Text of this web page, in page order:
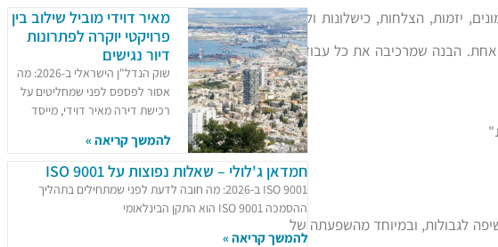
יזמות, הצלחות, כישלונות ולחץ
הבנה שמרכיבה את כל עבודתו
לגבולות, ובמיוחד מהשפעתה של
מאיר דוידי מוביל שילוב בין
פרויקטי יוקרה לפתרונות
דיור נגישים
שוק הנדל"ן הישראלי ב-2026: מה
אסור לפספס לפני שמחליטים על
רכישת דירה מאיר דוידי, מייסד
להמשך קריאה »
חמדאן ג'לולי – שאלות נפוצות על ISO 9001
ISO 9001 ב-2026: מה חובה לדעת לפני שמתחילים בתהליך
ההסמכה ISO 9001 הוא התקן הבינלאומי
להמשך קריאה »